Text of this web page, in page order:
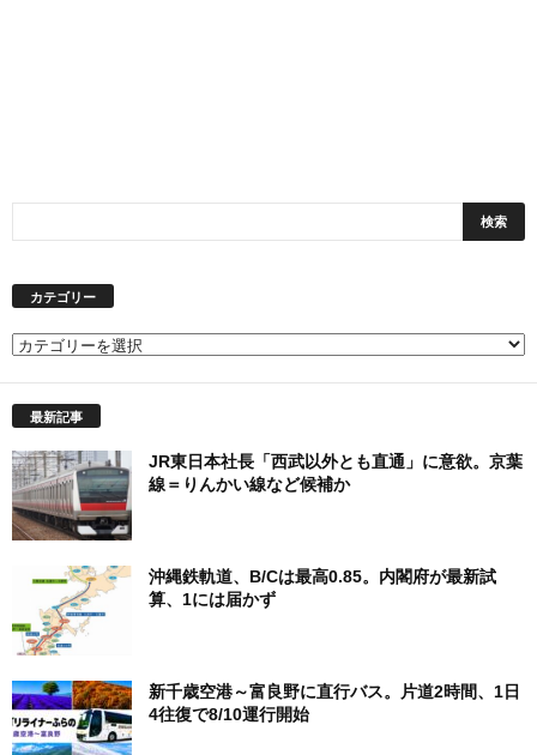
カテゴリー
カ
最新記事
JR東日本社長「西武以外とも直通」に意欲。京葉
線＝りんかい線など候補か
沖縄鉄軌道、B/Cは最高0.85。内閣府が最新試
算、1には届かず
新千歳空港～富良野に直行バス。片道2時間、1日
4往復で8/10運行開始